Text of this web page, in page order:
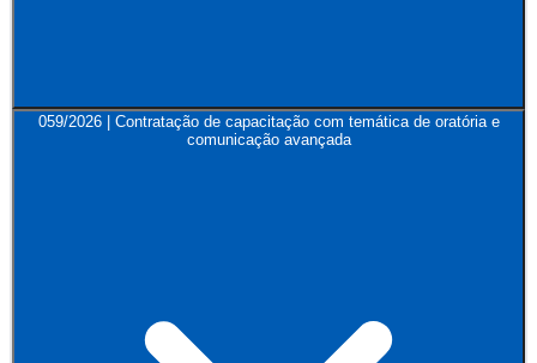
059/2026 | Contratação de capacitação com temática de oratória e
comunicação avançada